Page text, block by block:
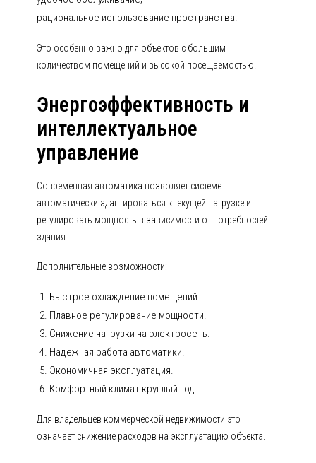
рациональное использование пространства.
Это особенно важно для объектов с большим
количеством помещений и высокой посещаемостью.
Энергоэффективность и
интеллектуальное
управление
Современная автоматика позволяет системе
автоматически адаптироваться к текущей нагрузке и
регулировать мощность в зависимости от потребностей
здания.
Дополнительные возможности:
Быстрое охлаждение помещений.
Плавное регулирование мощности.
Снижение нагрузки на электросеть.
Надёжная работа автоматики.
Экономичная эксплуатация.
Комфортный климат круглый год.
Для владельцев коммерческой недвижимости это
означает снижение расходов на эксплуатацию объекта.